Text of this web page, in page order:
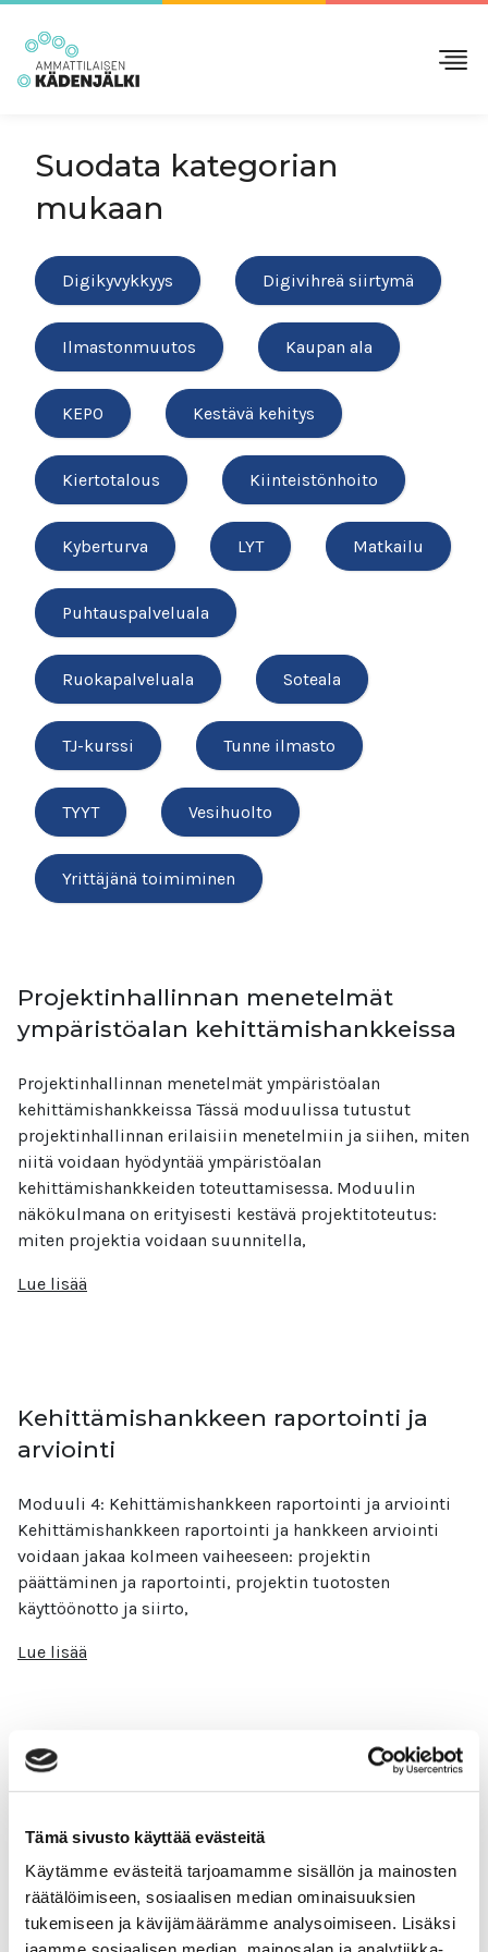
Tämä sivusto käyttää evästeitä
Käytämme evästeitä tarjoamamme sisällön ja mainosten
räätälöimiseen, sosiaalisen median ominaisuuksien
tukemiseen ja kävijämäärämme analysoimiseen. Lisäksi
Suodata kategorian
mukaan
Digikyvykkyys Digivihreä siirtymä
Ilmastonmuutos Kaupan ala
KEPO Kestävä kehitys
Kiertotalous Kiinteistönhoito
Kyberturva LYT Matkailu
Puhtauspalveluala
Ruokapalveluala Soteala
TJ-kurssi Tunne ilmasto
TYYT Vesihuolto
Yrittäjänä toimiminen
Projektinhallinnan menetelmät
ympäristöalan kehittämishankkeissa
Projektinhallinnan menetelmät ympäristöalan
kehittämishankkeissa Tässä moduulissa tutustut
projektinhallinnan erilaisiin menetelmiin ja siihen, miten
niitä voidaan hyödyntää ympäristöalan
kehittämishankkeiden toteuttamisessa. Moduulin
näkökulmana on erityisesti kestävä projektitoteutus:
miten projektia voidaan suunnitella,
Lue lisää
Kehittämishankkeen raportointi ja
arviointi
Moduuli 4: Kehittämishankkeen raportointi ja arviointi
Kehittämishankkeen raportointi ja hankkeen arviointi
voidaan jakaa kolmeen vaiheeseen: projektin
päättäminen ja raportointi, projektin tuotosten
käyttöönotto ja siirto,
Lue lisää
Kehittämishankkeen viestintä
Moduuli 3: Kehittämishankkeen viestintä
Projektiviestintä on olennainen osa projektin
onnistunutta toteutusta ja sen tulosten tehokasta
välittämistä eri sidosryhmille. Se voidaan jaotella
sisäiseen ja ulkoiseen viestintään.